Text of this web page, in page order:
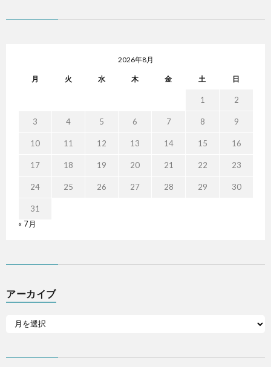
2026年8月
月 火 水 木 金 土 日
1 2
3 4 5 6 7 8 9
10 11 12 13 14 15 16
17 18 19 20 21 22 23
24 25 26 27 28 29 30
31
« 7月
アーカイブ